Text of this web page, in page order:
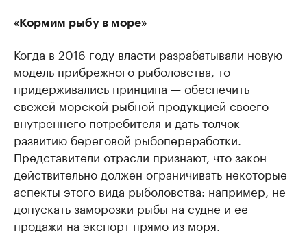
«Кормим рыбу в море»
Когда в 2016 году власти разрабатывали новую
модель прибрежного рыболовства, то
придерживались принципа —обеспечить
свежей морской рыбной продукцией своего
внутреннего потребителя и дать толчок
развитию береговой рыбопереработки.
Представители отрасли признают, что закон
действительно должен ограничивать некоторые
аспекты этого вида рыболовства: например, не
допускать заморозки рыбы на судне и ее
продажи на экспорт прямо из моря.